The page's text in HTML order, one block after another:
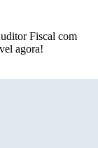
Fiscal com
agora!